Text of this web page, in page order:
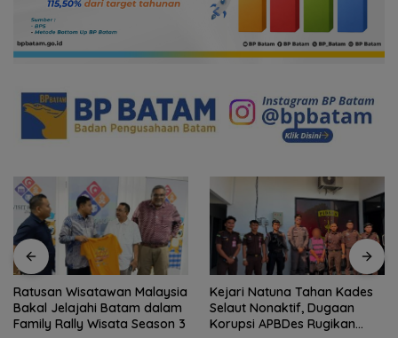
Ratusan Wisatawan Malaysia
Bakal Jelajahi Batam dalam
Family Rally Wisata Season 3
Kejari Natuna Tahan Kades
Selaut Nonaktif, Dugaan
Korupsi APBDes Rugikan